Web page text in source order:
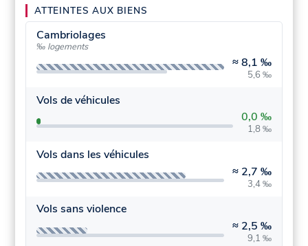
ATTEINTES AUX BIENS
Cambriolages
‰ logements
≈8,1 ‰
5,6 ‰
Vols de véhicules
0,0 ‰
1,8 ‰
Vols dans les véhicules
≈ 2,7 ‰
3,4 ‰
Vols sans violence
≈ 2,5 ‰
9,1 ‰